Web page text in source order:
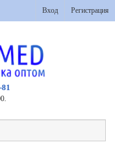
Вход Регистрация
81